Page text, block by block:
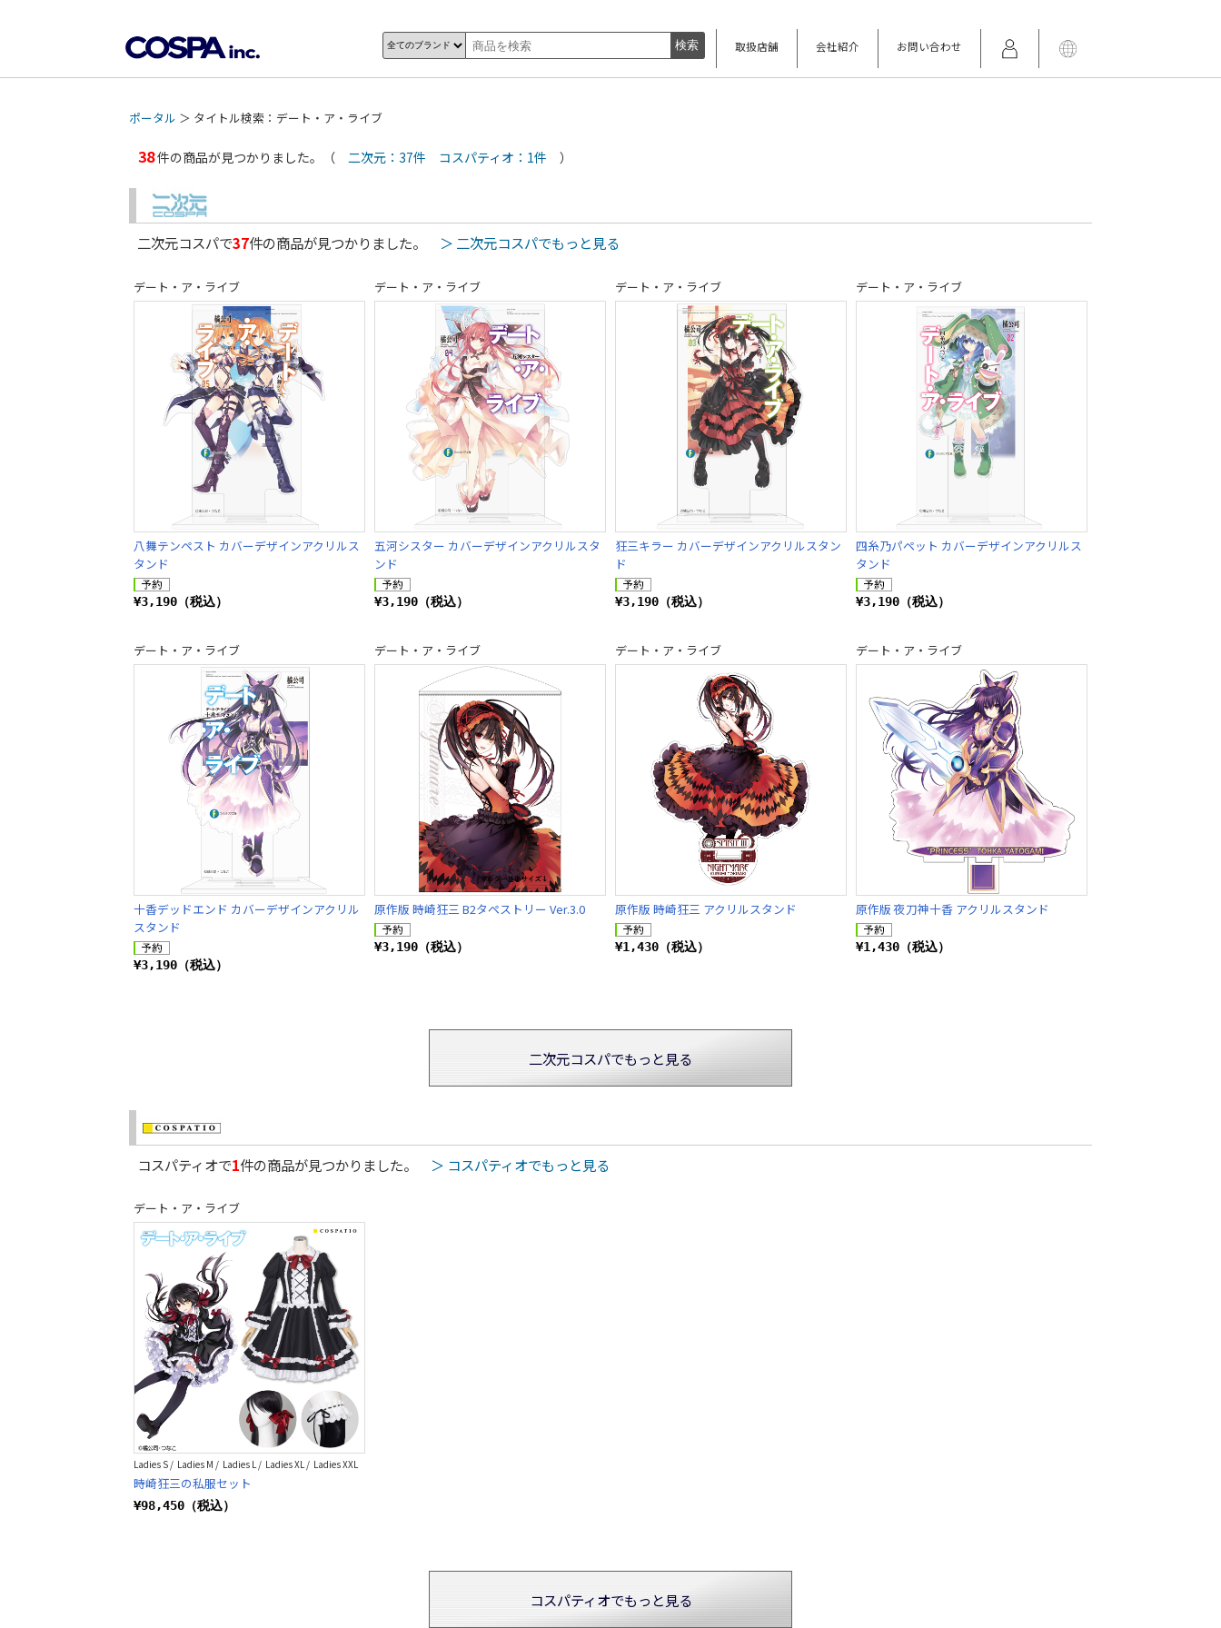
取扱店舗 会社紹介 お問い合わせ
ポータル ＞ タイトル検索：デート・ア・ライブ
38件の商品が見つかりました。（ 二次元：37件 コスパティオ：1件 ）
二次元コスパで37件の商品が見つかりました。 ＞ 二次元コスパでもっと見る
デート・ア・ライブ
八舞テンペスト カバーデザインアクリルス
タンド
¥3,190（税込）
デート・ア・ライブ
五河シスター カバーデザインアクリルスタ
ンド
¥3,190（税込）
デート・ア・ライブ
狂三キラー カバーデザインアクリルスタン
ド
¥3,190（税込）
デート・ア・ライブ
四糸乃パペット カバーデザインアクリルス
タンド
¥3,190（税込）
デート・ア・ライブ
十香デッドエンド カバーデザインアクリル
スタンド
¥3,190（税込）
デート・ア・ライブ
原作版 時崎狂三 B2タペストリー Ver.3.0
¥3,190（税込）
デート・ア・ライブ
原作版 時崎狂三 アクリルスタンド
¥1,430（税込）
デート・ア・ライブ
原作版 夜刀神十香 アクリルスタンド
¥1,430（税込）
二次元コスパでもっと見る
コスパティオで1件の商品が見つかりました。 ＞ コスパティオでもっと見る
デート・ア・ライブ
Ladies S / Ladies M / Ladies L / Ladies XL / Ladies XXL
時崎狂三の私服セット
¥98,450（税込）
コスパティオでもっと見る